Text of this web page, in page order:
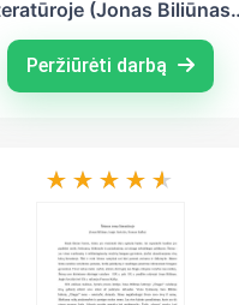
(Jonas Biliūnas,
Mykolaitis - Putinas)
Peržiūrėti darbą